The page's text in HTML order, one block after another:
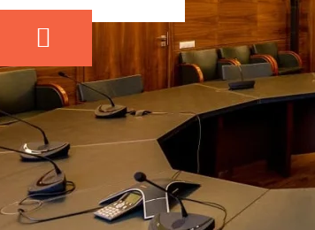
Петербург